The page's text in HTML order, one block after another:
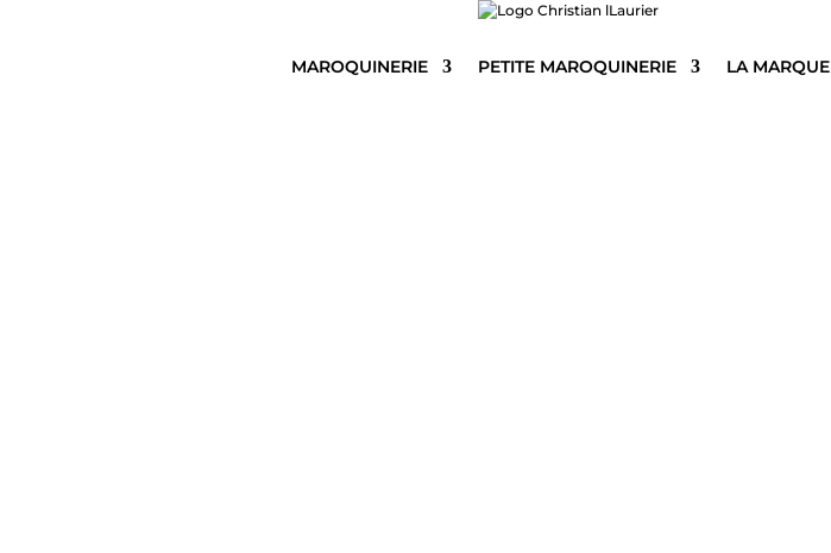
MAROQUINERIE PETITE MAROQUINERIE LA MARQUE